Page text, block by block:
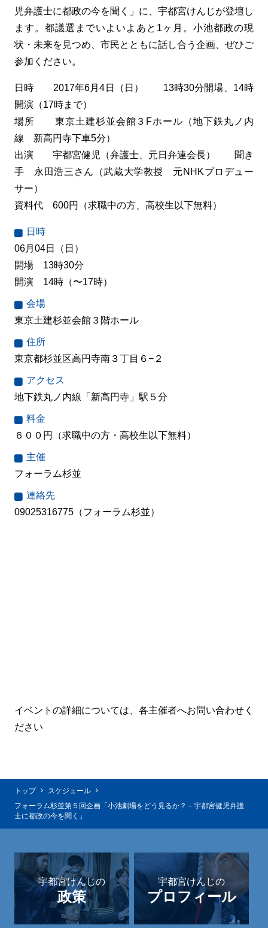
児弁護士に都政の今を聞く」に、宇都宮けんじが登壇し
ます。都議選までいよいよあと1ヶ月。小池都政の現
状・未来を見つめ、市民とともに話し合う企画、ぜひご
参加ください。
日時 2017年6月4日（日） 13時30分開場、14時
開演（17時まで）
場所 東京土建杉並会館３Fホール（地下鉄丸ノ内
線 新高円寺下車5分）
出演 宇都宮健児（弁護士、元日弁連会長） 聞き
手 永田浩三さん（武蔵大学教授 元NHKプロデュー
サー）
資料代 600円（求職中の方、高校生以下無料）
日時
06月04日（日）
開場 13時30分
開演 14時（〜17時）
会場
東京土建杉並会館３階ホール
住所
東京都杉並区高円寺南３丁目６−２
アクセス
地下鉄丸ノ内線「新高円寺」駅５分
料金
６００円（求職中の方・高校生以下無料）
主催
フォーラム杉並
連絡先
09025316775（フォーラム杉並）
イベントの詳細については、各主催者へお問い合わせく
ださい
トップ
スケジュール
フォーラム杉並第５回企画「小池劇場をどう見るか？－宇都宮健児弁護
士に都政の今を聞く」
宇都宮けんじの
政策
宇都宮けんじの
プロフィール